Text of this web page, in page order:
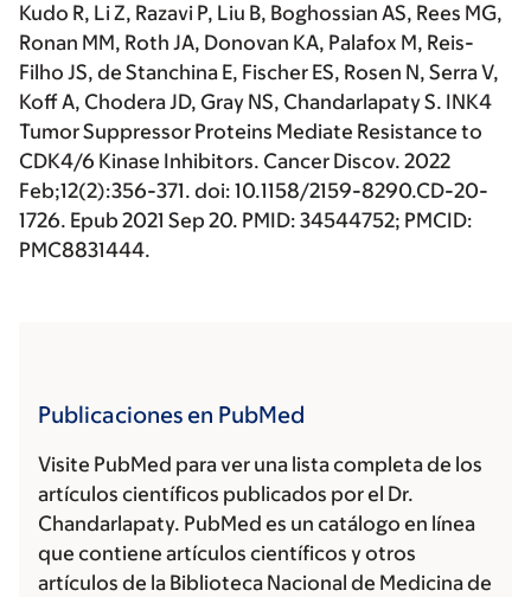
Kudo R, Li Z, Razavi P, Liu B, Boghossian AS, Rees MG,
Ronan MM, Roth JA, Donovan KA, Palafox M, Reis-
Filho JS, de Stanchina E, Fischer ES, Rosen N, Serra V,
Koff A, Chodera JD, Gray NS, Chandarlapaty S. INK4
Tumor Suppressor Proteins Mediate Resistance to
CDK4/6 Kinase Inhibitors. Cancer Discov. 2022
Feb;12(2):356-371. doi: 10.1158/2159-8290.CD-20-
1726. Epub 2021 Sep 20. PMID: 34544752; PMCID:
PMC8831444.
Publicaciones en PubMed
Visite PubMed para ver una lista completa de los
artículos científicos publicados por el Dr.
Chandarlapaty. PubMed es un catálogo en línea
que contiene artículos científicos y otros
artículos de la Biblioteca Nacional de Medicina de